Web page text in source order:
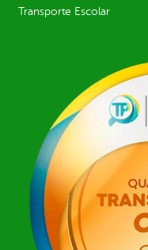
Transporte Escolar